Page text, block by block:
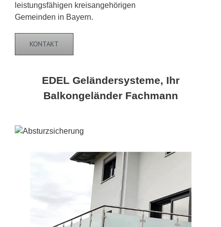
leistungsfähigen kreisangehörigen
Gemeinden in Bayern.
KONTAKT
EDEL Geländersysteme, Ihr
Balkongeländer Fachmann